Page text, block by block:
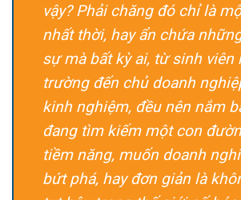
vậy? Phải chăng đó chỉ là
nhất thời, hay ẩn chứa
sự mà bất kỳ ai, từ sinh viên
trường đến chủ doanh
kinh nghiệm, đều nên nắm
đang tìm kiếm một con
tiềm năng, muốn doanh
bứt phá, hay đơn giản là